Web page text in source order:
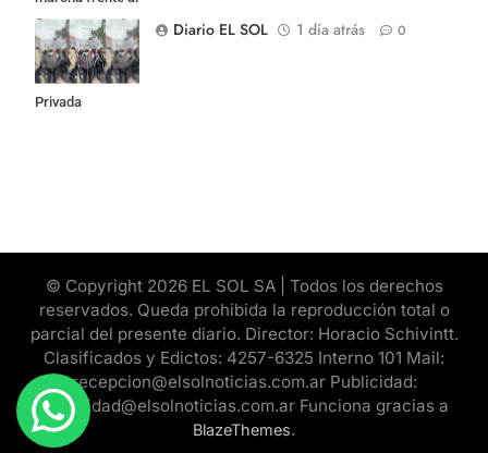
Congreso contra
la Ley de
Propiedad
Privada
Diario EL SOL
1 día atrás 0
© Copyright 2026 EL SOL SA | Todos los derechos
reservados. Queda prohibida la reproducción total o
parcial del presente diario. Director: Horacio Schivintt.
Clasificados y Edictos: 4257-6325 Interno 101 Mail:
recepcion@elsolnoticias.com.ar Publicidad:
publicidad@elsolnoticias.com.ar Funciona gracias a
BlazeThemes.